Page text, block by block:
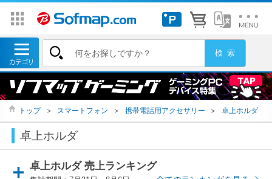
トップ ＞ スマートフォン ＞ 携帯電話用アクセサリー ＞ 卓上ホルダ
卓上ホルダ
卓上ホルダ 売上ランキング